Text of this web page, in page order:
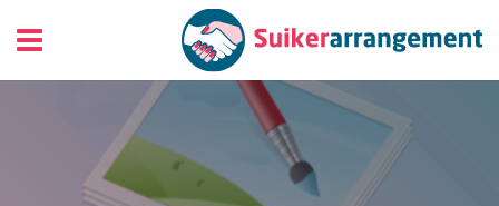
header_toggle_navigation